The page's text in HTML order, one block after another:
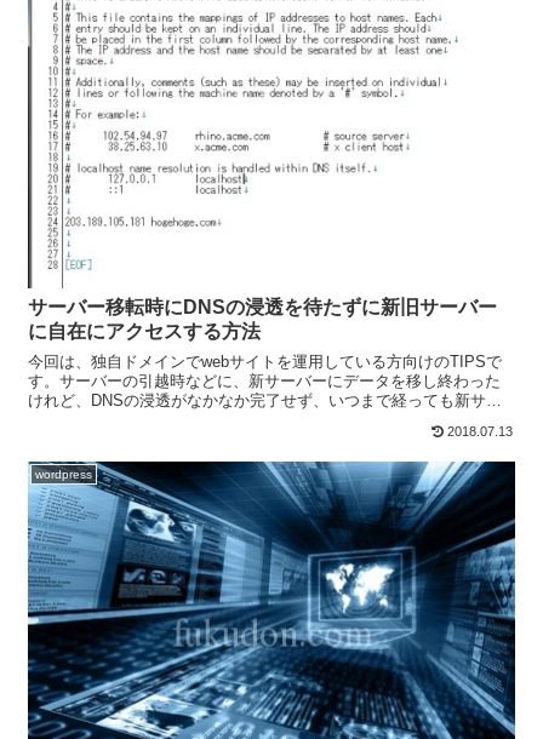
サーバー移転時にDNSの浸透を待たずに新旧サーバー
に自在にアクセスする方法
今回は、独自ドメインでwebサイトを運用している方向けのTIPSで
す。サーバーの引越時などに、新サーバーにデータを移し終わった
けれど、DNSの浸透がなかなか完了せず、いつまで経っても新サー
2018.07.13
wordpress